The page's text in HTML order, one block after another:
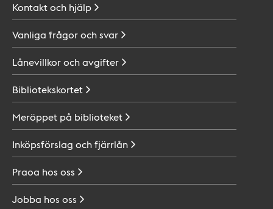
Kontakt och hjälp
Vanliga frågor ochsvar
Lånevillkor ochavgifter
Bibliotekskortet
Meröppet på biblioteket
Inköpsförslag ochfjärrlån
Praoa hos oss
Jobba hos oss